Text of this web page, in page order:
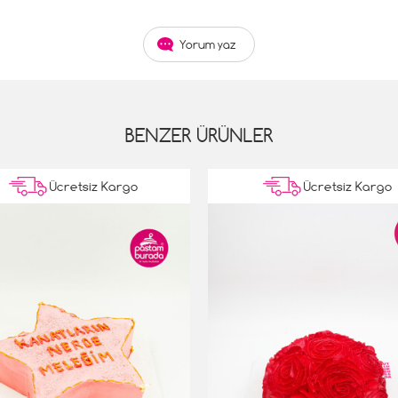
Yorum yaz
BENZER ÜRÜNLER
Ücretsiz Kargo Ücretsiz Kargo